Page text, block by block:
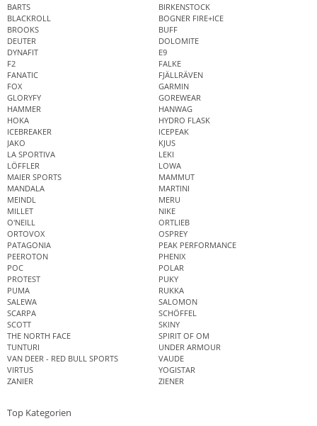
BARTS
BIRKENSTOCK
BLACKROLL
BOGNER FIRE+ICE
BROOKS
BUFF
DEUTER
DOLOMITE
DYNAFIT
E9
F2
FALKE
FANATIC
FJÄLLRÄVEN
FOX
GARMIN
GLORYFY
GOREWEAR
HAMMER
HANWAG
HOKA
HYDRO FLASK
ICEBREAKER
ICEPEAK
JAKO
KJUS
LA SPORTIVA
LEKI
LÖFFLER
LOWA
MAIER SPORTS
MAMMUT
MANDALA
MARTINI
MEINDL
MERU
MILLET
NIKE
O'NEILL
ORTLIEB
ORTOVOX
OSPREY
PATAGONIA
PEAK PERFORMANCE
PEEROTON
PHENIX
POC
POLAR
PROTEST
PUKY
PUMA
RUKKA
SALEWA
SALOMON
SCARPA
SCHÖFFEL
SCOTT
SKINY
THE NORTH FACE
SPIRIT OF OM
TUNTURI
UNDER ARMOUR
VAN DEER - RED BULL SPORTS
VAUDE
VIRTUS
YOGISTAR
ZANIER
ZIENER
Top Kategorien